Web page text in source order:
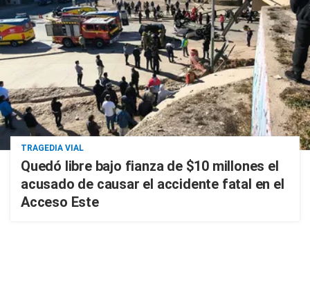
TRAGEDIA VIAL
Quedó libre bajo fianza de $10 millones el
acusado de causar el accidente fatal en el
Acceso Este